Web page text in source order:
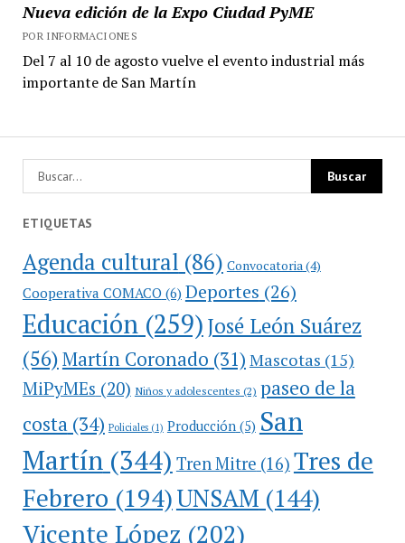
Nueva edición de la Expo Ciudad PyME
POR INFORMACIONES
Del 7 al 10 de agosto vuelve el evento industrial más
importante de San Martín
ETIQUETAS
Agenda cultural (86) Convocatoria (4)
Cooperativa COMACO(6) Deportes (26)
Educación(259)José León Suárez
(56)Martín Coronado (31) Mascotas (15)
MiPyMEs (20) Niños y adolescentes (2) paseo de la
costa(34) Policiales(1) Producción(5) San
Martín(344) Tren Mitre (16) Tres de
Febrero (194)UNSAM (144)
Vicente López (202)